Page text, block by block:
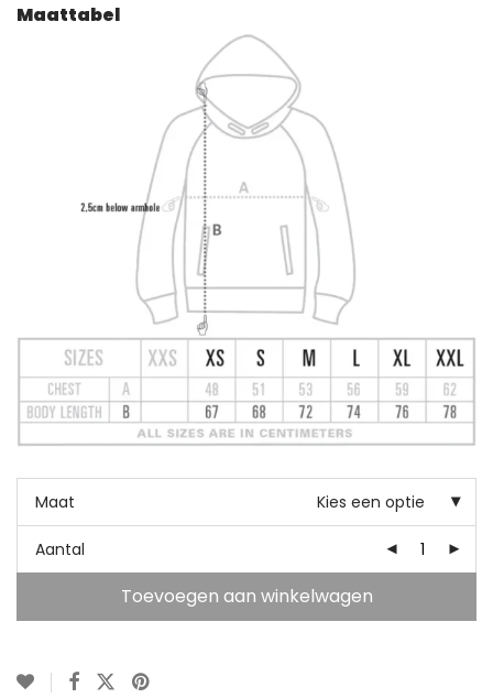
Maattabel
Maat Kies een optie
Aantal
Toevoegen aan winkelwagen